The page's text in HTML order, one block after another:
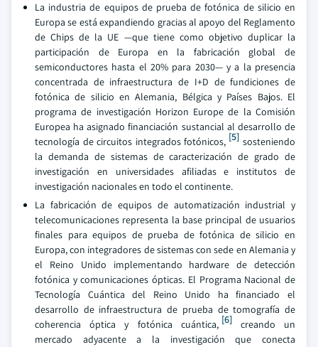
La industria de equipos de prueba de fotónica de silicio en
Europa se está expandiendo gracias al apoyo del Reglamento
de Chips de la UE —que tiene como objetivo duplicar la
participación de Europa en la fabricación global de
semiconductores hasta el 20% para 2030— y a la presencia
concentrada de infraestructura de I+D de fundiciones de
fotónica de silicio en Alemania, Bélgica y Países Bajos. El
programa de investigación Horizon Europe de la Comisión
Europea ha asignado financiación sustancial al desarrollo de
tecnología de circuitos integrados fotónicos, [5] sosteniendo
la demanda de sistemas de caracterización de grado de
investigación en universidades afiliadas e institutos de
investigación nacionales en todo el continente.
La fabricación de equipos de automatización industrial y
telecomunicaciones representa la base principal de usuarios
finales para equipos de prueba de fotónica de silicio en
Europa, con integradores de sistemas con sede en Alemania y
el Reino Unido implementando hardware de detección
fotónica y comunicaciones ópticas. El Programa Nacional de
Tecnología Cuántica del Reino Unido ha financiado el
desarrollo de infraestructura de prueba de tomografía de
coherencia óptica y fotónica cuántica, [6]creando un
mercado adyacente a la investigación que conecta